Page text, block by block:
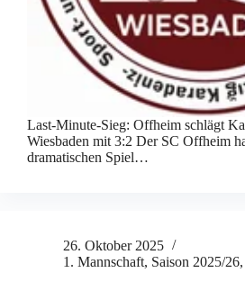
Last-Minute-Sieg: Offheim schlägt
Wiesbaden mit 3:2 Der SC Offheim
dramatischen Spiel…
26. Oktober 2025
1. Mannschaft, Saison 2025/26,